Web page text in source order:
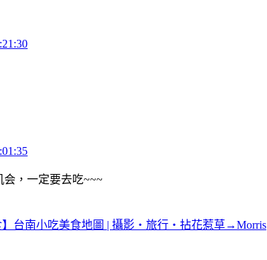
会，一定要去吃~~~
】台南小吃美食地圖 | 攝影‧旅行‧拈花惹草→Morris